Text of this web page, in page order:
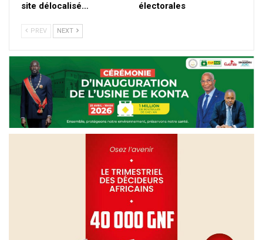
site délocalisé…
électorales
PREV NEXT